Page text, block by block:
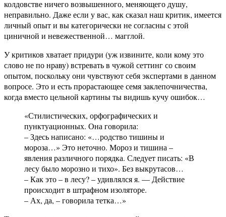
колдовстве ничего возвышенного, меняющего душу,
неправильно. Даже если у вас, как сказал наш критик, имеется
личный опыт и вы категорически не согласны с этой
циничной и невежественной… магглой.
У критиков хватает придури (уж извините, коли кому это
слово не по нраву) встревать в чужой сеттинг со своим
опытом, поскольку они чувствуют себя экспертами в данном
вопросе. Это и есть прорастающее семя заклепочничества,
когда вместо цельной картины ты видишь кучу ошибок…
«Стилистических, орфографических и
пунктуационных. Она говорила:
– Здесь написано: «…родство тишины и
мороза…» Это неточно. Мороз и тишина –
явления различного порядка. Следует писать: «В
лесу было морозно и тихо». Без выкрутасов…
– Как это – в лесу? – удивлялся я. — Действие
происходит в штрафном изоляторе.
– Ах, да, – говорила тетка…»